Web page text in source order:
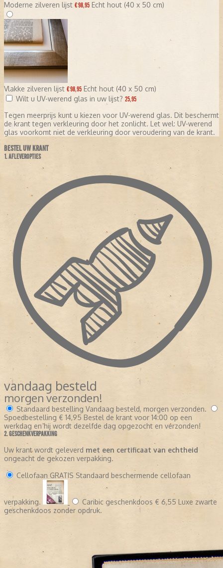
Moderne zilveren lijst € 98,95 Echt hout (40 x 50 cm)
Vlakke zilveren lijst € 98,95 Echt hout (40 x 50 cm)
Wilt u UV-werend glas in uw lijst? 25,95
Tegen meerprijs kunt u kiezen voor UV-werend glas. Dit beschermt
de krant tegen verkleuring door het zonlicht. Let wel: UV-werend
glas voorkomt niet de verkleuring door veroudering van de krant.
BESTEL UW KRANT
1. AFLEVEROPTIES
vandaag besteld
morgen verzonden!
Standaard bestelling Vandaag besteld, morgen verzonden.
Spoedbestelling € 14,95 Bestel de krant voor 14:00 op een
werkdag en hij wordt dezelfde dag opgezocht en verzonden!
2. GESCHENKVERPAKKING
Uw krant wordt geleverd met een certificaat van echtheid
ongeacht de gekozen verpakking.
Cellofaan GRATIS Standaard beschermende cellofaan
verpakking. Caribic geschenkdoos € 6,55 Luxe zwarte
geschenkdoos zonder opdruk.